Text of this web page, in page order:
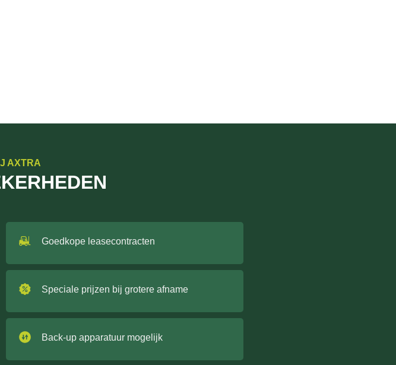
AXTRA
Goedkope leasecontracten
Speciale prijzen bij grotere afname
Back-up apparatuur mogelijk